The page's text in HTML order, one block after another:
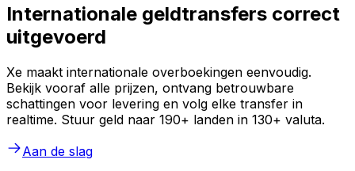
Internationale geldtransfers correct
uitgevoerd
Xe maakt internationale overboekingen eenvoudig.
Bekijk vooraf alle prijzen, ontvang betrouwbare
schattingen voor levering en volg elke transfer in
realtime. Stuur geld naar 190+ landen in 130+ valuta.
Aan de slag